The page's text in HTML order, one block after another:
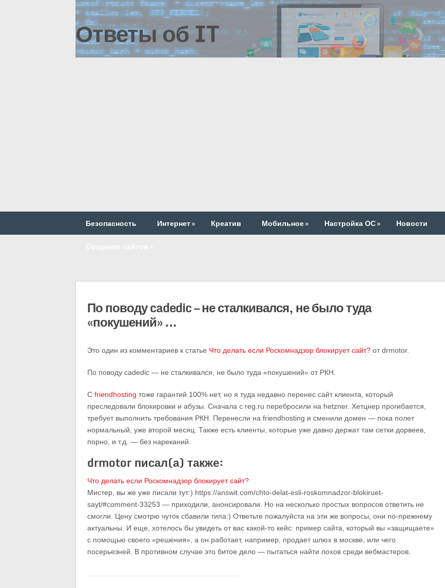
Ответы об IT
Безопасность Интернет» Креатив Мобильное» Настройка ОС» Новости
По поводу cadedic — не сталкивался, не было туда
«покушений» …
Это один из комментариев к статье Что делать если Роскомнадзор блокирует сайт? от drmotor.
По поводу cadedic — не сталкивался, не было туда «покушений» от РКН.
С friendhosting тоже гарантий 100% нет, но я туда недавно перенес сайт клиента, который
преследовали блокировки и абузы. Сначала с reg.ru перебросили на hetzner. Хетцнер прогибается,
требует выполнить требования РКН. Перенесли на friendhosting и сменили домен — пока полет
нормальный, уже второй месяц. Также есть клиенты, которые уже давно держат там сетки дорвеев,
порно, и т.д. — без нареканий.
drmotor писал(а) также:
Что делать если Роскомнадзор блокирует сайт?
Мистер, вы же уже писали тут:) https://answit.com/chto-delat-esli-roskomnadzor-blokiruet-
sayt/#comment-33253 — приходили, анонсировали. Но на несколько простых вопросов ответить не
смогли. Цену смотрю чуток сбавили типа:) Ответьте пожалуйста на эти же вопросы, они по-прежнему
актуальны. И еще, хотелось бы увидеть от вас какой-то кейс: пример сайта, который вы «защищаете»
с помощью своего «решения», а он работает, например, продает шлюх в москве, или чего
посерьезней. В противном случае это битое дело — пытаться найти лохов среди вебмастеров.